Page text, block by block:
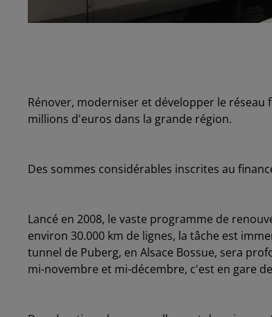
Rénover, moderniser et développer le réseau
millions d'euros dans la grande région.
Des sommes considérables inscrites au
Lancé en 2008, le vaste programme de
environ 30.000 km de lignes, la tâche est
tunnel de Puberg, en Alsace Bossue, sera
mi-novembre et mi-décembre, c'est en gare